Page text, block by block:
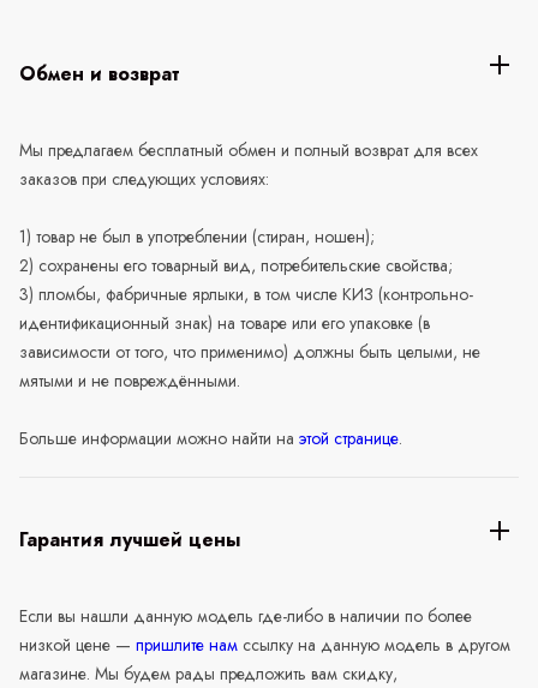
Обмен и возврат
Мы предлагаем бесплатный обмен и полный возврат для всех
заказов при следующих условиях:
1) товар не был в употреблении (стиран, ношен);
2) сохранены его товарный вид, потребительские свойства;
3) пломбы, фабричные ярлыки, в том числе КИЗ (контрольно-
идентификационный знак) на товаре или его упаковке (в
зависимости от того, что применимо) должны быть целыми, не
мятыми и не повреждёнными.
Больше информации можно найти на этой странице.
Гарантия лучшей цены
Если вы нашли данную модель где-либо в наличии по более
низкой цене — пришлите нам ссылку на данную модель в другом
магазине. Мы будем рады предложить вам скидку,